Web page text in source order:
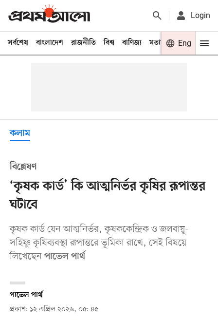
Login
সর্বশেষ বাংলাদেশ রাজনীতি বিশ্ব বাণিজ্য মতামত খেলা
Eng
কলাম
বিশ্লেষণ
‘কৃষক কার্ড’ কি আত্মনির্ভর কৃষির রূপান্তর
ঘটাবে
কৃষক কার্ড যেন আত্মনির্ভর, কৃষককেন্দ্রিক ও জলবায়ু-
সহিষ্ণু কৃষিব্যবস্থা রূপান্তরে ভূমিকা রাখে, সেই বিষয়ে
লিখেছেনপাভেল পার্থ
পাভেল পার্থ
প্রকাশ: ১২ এপ্রিল ২০২৬, ০৫: ৪৫